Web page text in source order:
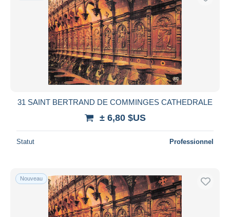
31 SAINT BERTRAND DE COMMINGES CATHEDRALE
± 6,80 $US
Statut Professionnel
Nouveau